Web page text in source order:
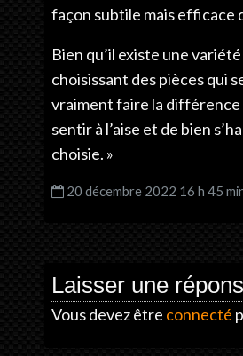
façon subtile mais efficace
Bien qu’il existe une
choisissant des pièces qui
vraiment faire la différence
sentir à l’aise et de bien
choisie. »
20 décembre 2022 16 h 45
Laisser une
Vous devez être connecté